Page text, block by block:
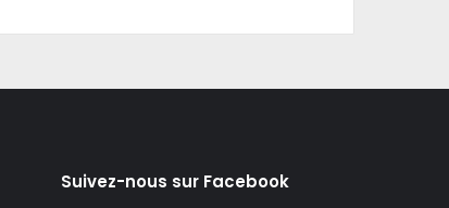
Suivez-nous sur Facebook